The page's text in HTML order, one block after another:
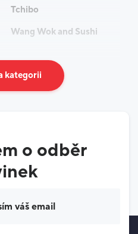
Tchibo
Wang Wok and Sushi
kategorii
o odběr